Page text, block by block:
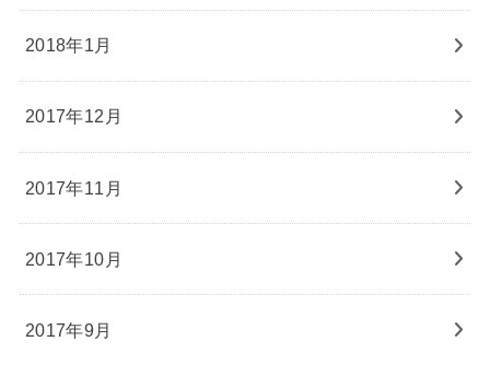
2018年1月
2017年12月
2017年11月
2017年10月
2017年9月